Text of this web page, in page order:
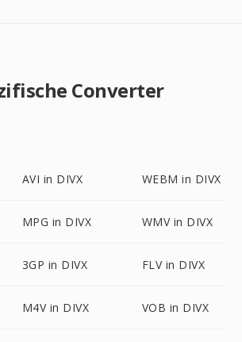
Converter
AVI in DIVX WEBM in DIVX
MPG in DIVX WMV in DIVX
3GP in DIVX FLV in DIVX
M4V in DIVX VOB in DIVX